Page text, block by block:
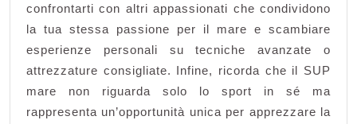
confrontarti con altri appassionati che condividono
la tua stessa passione per il mare e scambiare
esperienze personali su tecniche avanzate o
attrezzature consigliate. Infine, ricorda che il SUP
mare non riguarda solo lo sport in sé ma
rappresenta un’opportunità unica per apprezzare la